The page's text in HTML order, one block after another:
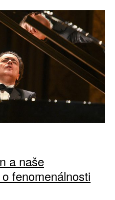
a naše
fenomenálnosti